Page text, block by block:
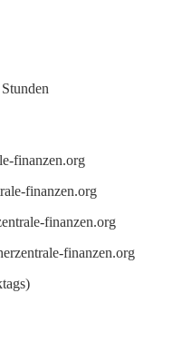
finanzen.org
finanzen.org
finanzen.org
finanzen.org